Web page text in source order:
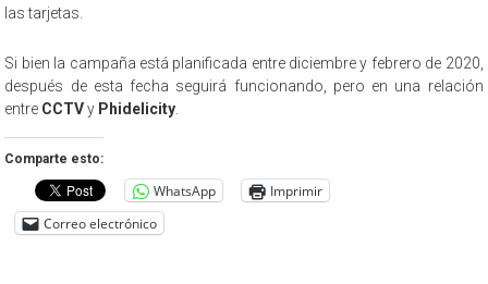
las tarjetas.
Si bien la campaña está planificada entre diciembre y febrero de 2020,
después de esta fecha seguirá funcionando, pero en una relación
entre CCTVy Phidelicity.
Comparte esto:
WhatsApp
Imprimir
Correo electrónico